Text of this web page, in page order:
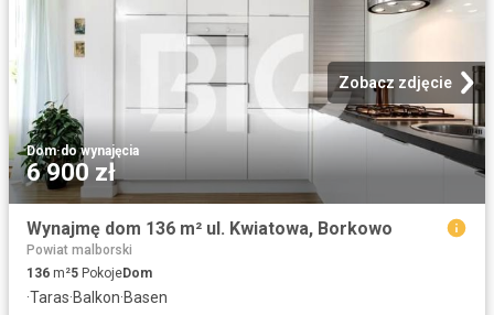
Zobacz zdjęcie
Dom·do wynajęcia
6 900 zł
Wynajmę dom 136 m² ul. Kwiatowa, Borkowo
Powiat malborski
136 m²5 PokojeDom
·Taras·Balkon·Basen